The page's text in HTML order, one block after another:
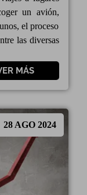
un avión,
el proceso
las diversas
MÁS
28 AGO 2024